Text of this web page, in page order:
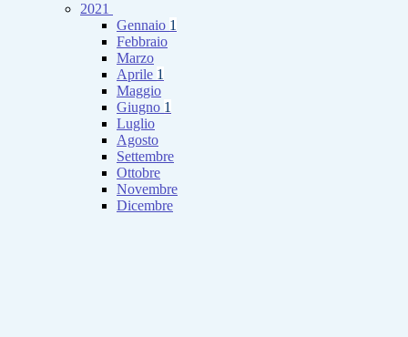
2021
Gennaio 1
Febbraio
Marzo
Aprile 1
Maggio
Giugno 1
Luglio
Agosto
Settembre
Ottobre
Novembre
Dicembre